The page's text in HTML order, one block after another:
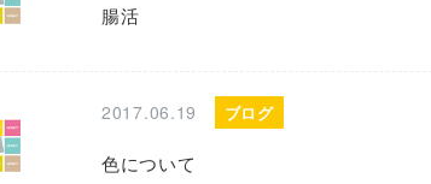
腸活
2017.06.19 ブログ
色について